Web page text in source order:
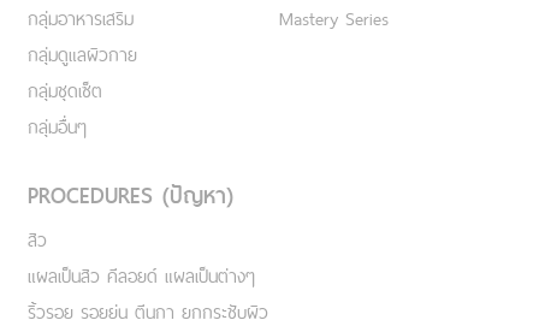
กลุ่มอาหารเสริม
กลุ่มดูแลผิวกาย
กลุ่มชุดเซ็ต
กลุ่มอื่นๆ
Mastery Series
PROCEDURES (ปัญหา)
สิว
แผลเป็นสิว คีลอยด์ แผลเป็นต่างๆ
ริ้วรอย รอยย่น ตีนกา ยกกระชับผิว